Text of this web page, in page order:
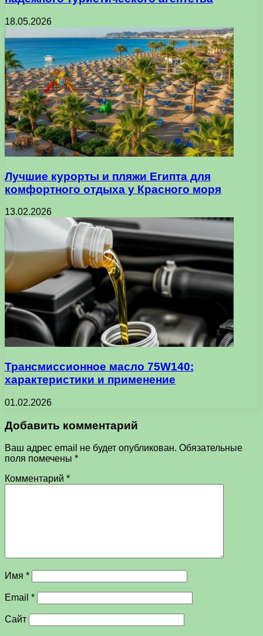
18.05.2026
Лучшие курорты и пляжи Египта для
комфортного отдыха у Красного моря
13.02.2026
Трансмиссионное масло 75W140:
характеристики и применение
01.02.2026
Добавить комментарий
Ваш адрес email не будет опубликован. Обязательные
поля помечены *
Комментарий *
Имя *
Email *
Сайт